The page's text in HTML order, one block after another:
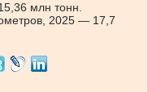
млн тонн.
2025 — 17,7